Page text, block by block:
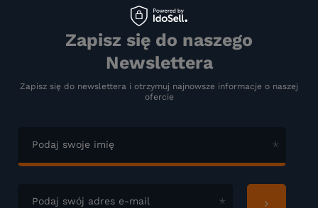
Zapisz się do naszego
Newslettera
Zapisz się do newslettera i otrzymuj najnowsze informacje o naszej
ofercie
Podaj swoje imię
Podaj swój adres e-mail